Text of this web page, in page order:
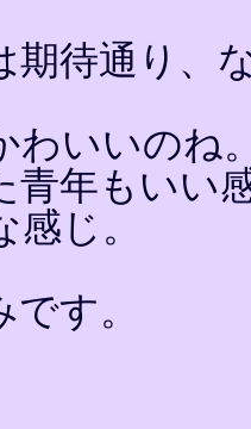
期待通り、
わいいのね
青年もいい
感じ。
す。